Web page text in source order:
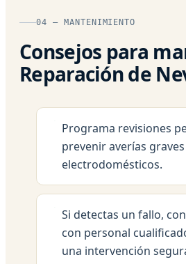
04 — MANTENIMIENTO
Consejos para
Reparación de
Programa revisiones
prevenir averías
electrodomésticos.
Si detectas un fallo,
con personal
una intervención